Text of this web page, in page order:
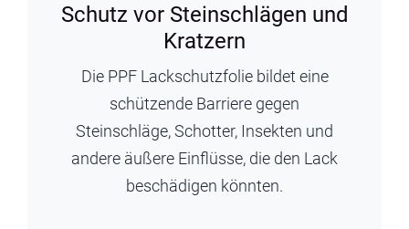
Schutz vor Steinschlägen und
Kratzern
Die PPF Lackschutzfolie bildet eine
schützende Barriere gegen
Steinschläge, Schotter, Insekten und
andere äußere Einflüsse, die den Lack
beschädigen könnten.